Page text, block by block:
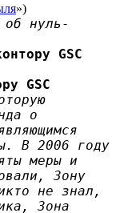
»)
об нуль-
GSC
GSC
о
В 2006 году
меры и
Зону
не знал,
Зона